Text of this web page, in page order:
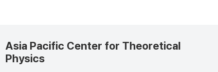
Asia Pacific Center for Theoretical
Physics